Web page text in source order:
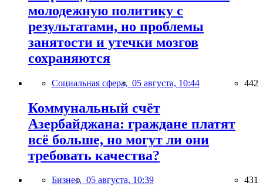
молодежную политику с
результатами, но проблемы
занятости и утечки мозгов
сохраняются
Социальная сфера, 05 августа, 10:44 442
Коммунальный счёт
Азербайджана: граждане платят
всё больше, но могут ли они
требовать качества?
Бизнес, 05 августа, 10:39 431